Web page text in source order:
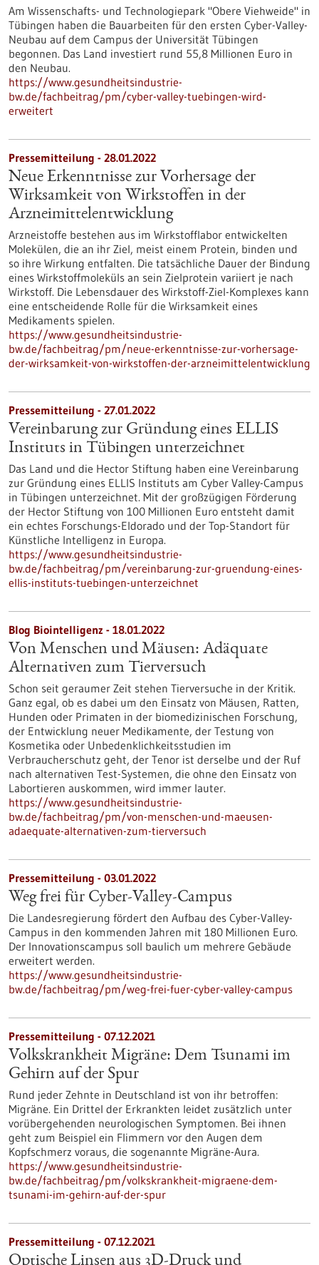
Am Wissenschafts- und Technologiepark "Obere Viehweide" in
Tübingen haben die Bauarbeiten für den ersten Cyber-Valley-
Neubau auf dem Campus der Universität Tübingen
begonnen. Das Land investiert rund 55,8 Millionen Euro in
den Neubau.
https://www.gesundheitsindustrie-
bw.de/fachbeitrag/pm/cyber-valley-tuebingen-wird-
erweitert
Pressemitteilung - 28.01.2022
Neue Erkenntnisse zur Vorhersage der
Wirksamkeit von Wirkstoffen in der
Arzneimittelentwicklung
Arzneistoffe bestehen aus im Wirkstofflabor entwickelten
Molekülen, die an ihr Ziel, meist einem Protein, binden und
so ihre Wirkung entfalten. Die tatsächliche Dauer der Bindung
eines Wirkstoffmoleküls an sein Zielprotein variiert je nach
Wirkstoff. Die Lebensdauer des Wirkstoff-Ziel-Komplexes kann
eine entscheidende Rolle für die Wirksamkeit eines
Medikaments spielen.
https://www.gesundheitsindustrie-
bw.de/fachbeitrag/pm/neue-erkenntnisse-zur-vorhersage-
der-wirksamkeit-von-wirkstoffen-der-arzneimittelentwicklung
Pressemitteilung - 27.01.2022
Vereinbarung zur Gründung eines ELLIS
Instituts in Tübingen unterzeichnet
Das Land und die Hector Stiftung haben eine Vereinbarung
zur Gründung eines ELLIS Instituts am Cyber Valley-Campus
in Tübingen unterzeichnet. Mit der großzügigen Förderung
der Hector Stiftung von 100 Millionen Euro entsteht damit
ein echtes Forschungs-Eldorado und der Top-Standort für
Künstliche Intelligenz in Europa.
https://www.gesundheitsindustrie-
bw.de/fachbeitrag/pm/vereinbarung-zur-gruendung-eines-
ellis-instituts-tuebingen-unterzeichnet
Blog Biointelligenz - 18.01.2022
Von Menschen und Mäusen: Adäquate
Alternativen zum Tierversuch
Schon seit geraumer Zeit stehen Tierversuche in der Kritik.
Ganz egal, ob es dabei um den Einsatz von Mäusen, Ratten,
Hunden oder Primaten in der biomedizinischen Forschung,
der Entwicklung neuer Medikamente, der Testung von
Kosmetika oder Unbedenklichkeitsstudien im
Verbraucherschutz geht, der Tenor ist derselbe und der Ruf
nach alternativen Test-Systemen, die ohne den Einsatz von
Labortieren auskommen, wird immer lauter.
https://www.gesundheitsindustrie-
bw.de/fachbeitrag/pm/von-menschen-und-maeusen-
adaequate-alternativen-zum-tierversuch
Pressemitteilung - 03.01.2022
Weg frei für Cyber-Valley-Campus
Die Landesregierung fördert den Aufbau des Cyber-Valley-
Campus in den kommenden Jahren mit 180 Millionen Euro.
Der Innovationscampus soll baulich um mehrere Gebäude
erweitert werden.
https://www.gesundheitsindustrie-
bw.de/fachbeitrag/pm/weg-frei-fuer-cyber-valley-campus
Pressemitteilung - 07.12.2021
Volkskrankheit Migräne: Dem Tsunami im
Gehirn auf der Spur
Rund jeder Zehnte in Deutschland ist von ihr betroffen:
Migräne. Ein Drittel der Erkrankten leidet zusätzlich unter
vorübergehenden neurologischen Symptomen. Bei ihnen
geht zum Beispiel ein Flimmern vor den Augen dem
Kopfschmerz voraus, die sogenannte Migräne-Aura.
https://www.gesundheitsindustrie-
bw.de/fachbeitrag/pm/volkskrankheit-migraene-dem-
tsunami-im-gehirn-auf-der-spur
Pressemitteilung - 07.12.2021
Optische Linsen aus 3D-Druck und